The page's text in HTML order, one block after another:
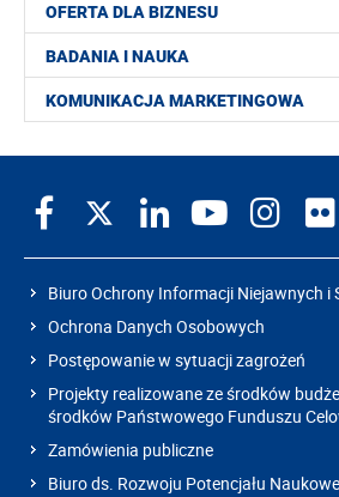
OFERTA DLA BIZNESU
BADANIA I NAUKA
KOMUNIKACJA MARKETINGOWA
Biuro Ochrony Informacji Niejawnych i
Ochrona Danych Osobowych
Postępowanie w sytuacji zagrożeń
Projekty realizowane ze środków
środków Państwowego Funduszu
Zamówienia publiczne
Biuro ds. Rozwoju Potencjału